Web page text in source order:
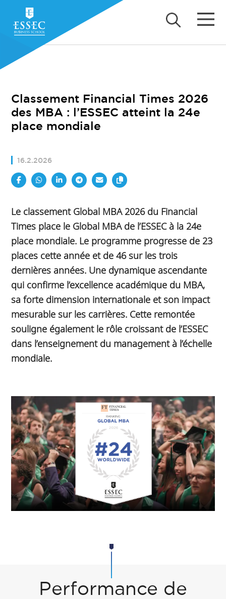
Classement Financial Times 2026
des MBA : l’ESSEC atteint la 24e
place mondiale
16.2.2026
Le classement Global MBA 2026 du Financial
Times place le Global MBA de l’ESSEC à la 24e
place mondiale. Le programme progresse de 23
places cette année et de 46 sur les trois
dernières années. Une dynamique ascendante
qui confirme l’excellence académique du MBA,
sa forte dimension internationale et son impact
mesurable sur les carrières. Cette remontée
souligne également le rôle croissant de l’ESSEC
dans l’enseignement du management à l’échelle
mondiale.
Performance de